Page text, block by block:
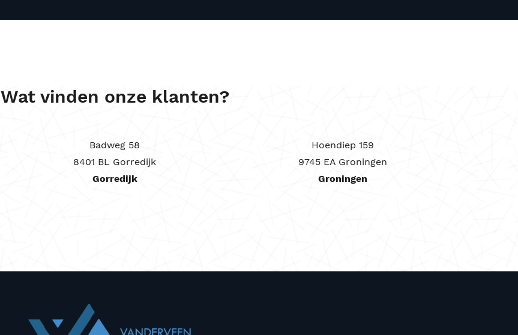
Wat vinden onze klanten?
Badweg 58
8401 BL Gorredijk
Gorredijk
Hoendiep 159
9745 EA Groningen
Groningen